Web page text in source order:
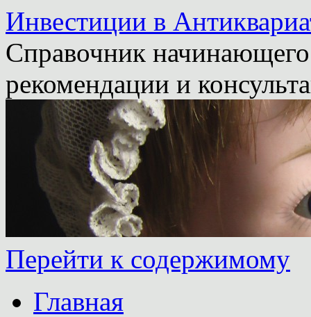
Инвестиции в
Справочник
рекомендации и
Перейти к содержимому
Главная